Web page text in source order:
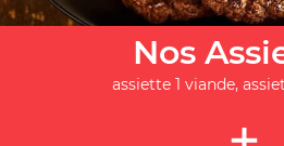
Nos
assiette 1 viande,